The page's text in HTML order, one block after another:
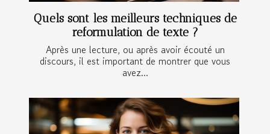
Quels sont les meilleurs techniques de
reformulation de texte ?
Après une lecture, ou après avoir écouté un
discours, il est important de montrer que vous
avez...